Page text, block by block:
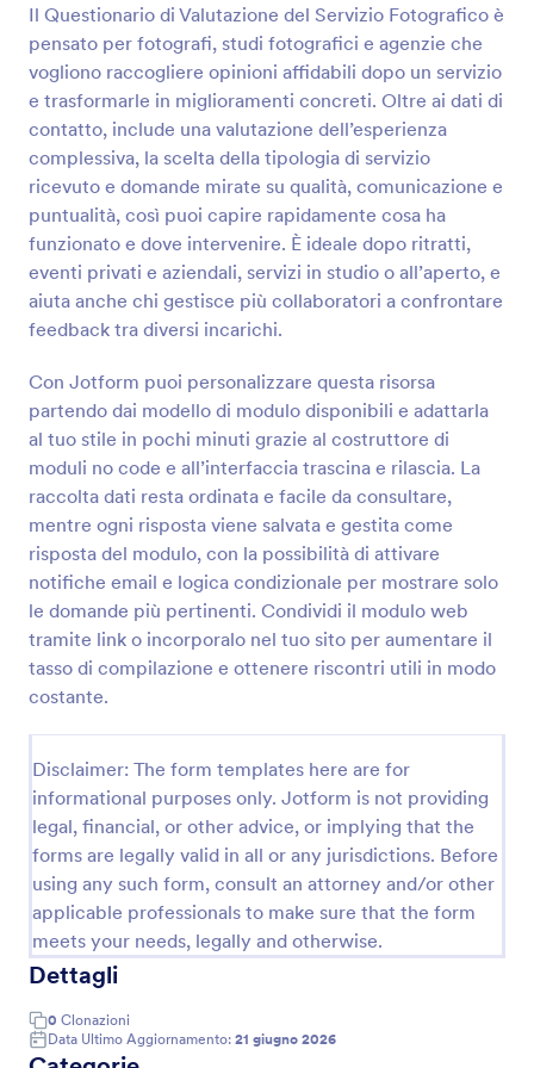
Il Questionario di Valutazione del Servizio Fotografico è
pensato per fotografi, studi fotografici e agenzie che
vogliono raccogliere opinioni affidabili dopo un servizio
e trasformarle in miglioramenti concreti. Oltre ai dati di
contatto, include una valutazione dell’esperienza
complessiva, la scelta della tipologia di servizio
ricevuto e domande mirate su qualità, comunicazione e
puntualità, così puoi capire rapidamente cosa ha
funzionato e dove intervenire. È ideale dopo ritratti,
eventi privati e aziendali, servizi in studio o all’aperto, e
aiuta anche chi gestisce più collaboratori a confrontare
feedback tra diversi incarichi.
Con Jotform puoi personalizzare questa risorsa
partendo dai modello di modulo disponibili e adattarla
al tuo stile in pochi minuti grazie al costruttore di
moduli no code e all’interfaccia trascina e rilascia. La
raccolta dati resta ordinata e facile da consultare,
mentre ogni risposta viene salvata e gestita come
risposta del modulo, con la possibilità di attivare
notifiche email e logica condizionale per mostrare solo
le domande più pertinenti. Condividi il modulo web
tramite link o incorporalo nel tuo sito per aumentare il
tasso di compilazione e ottenere riscontri utili in modo
costante.
Disclaimer: The form templates here are for
informational purposes only. Jotform is not providing
legal, financial, or other advice, or implying that the
forms are legally valid in all or any jurisdictions. Before
using any such form, consult an attorney and/or other
applicable professionals to make sure that the form
meets your needs, legally and otherwise.
Dettagli
0 Clonazioni
Data Ultimo Aggiornamento: 21 giugno 2026
Anteprima
Modulo Di Feedback Sulla Formazione
Questionario di Valutazione Coaching Form facilita la
raccolta di feedback dopo le sessioni per coach,
consulenti e aziende, migliorando la qualità del
personalizzabile.
Go to Category:
Moduli di Coaching
Usa Template
Anteprima